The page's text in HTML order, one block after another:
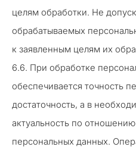
целям обработки. Не
обрабатываемых
к заявленным целям их
6.6. При обработке
обеспечивается точность
достаточность, а в
актуальность по
персональных данных.